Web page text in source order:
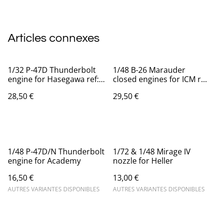
Articles connexes
1/32 P-47D Thunderbolt
engine for Hasegawa ref:
28,50 €
1/48 B-26 Marauder
closed engines for ICM ref:
29,50 €
1/48 P-47D/N Thunderbolt
engine for Academy
16,50 €
AUTRES VARIANTES DISPONIBLES
1/72 & 1/48 Mirage IV
nozzle for Heller
13,00 €
AUTRES VARIANTES DISPONIBLES